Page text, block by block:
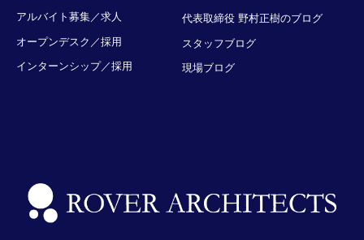
アルバイト募集／求人
オープンデスク／採用
インターンシップ／採用
代表取締役 野村正樹のブログ
スタッフブログ
現場ブログ